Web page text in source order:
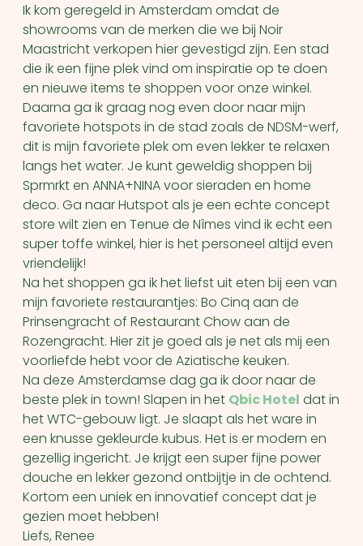
Ik kom geregeld in Amsterdam omdat de
showrooms van de merken die we bij Noir
Maastricht verkopen hier gevestigd zijn. Een stad
die ik een fijne plek vind om inspiratie op te doen
en nieuwe items te shoppen voor onze winkel.
Daarna ga ik graag nog even door naar mijn
favoriete hotspots in de stad zoals de NDSM-werf,
dit is mijn favoriete plek om even lekker te relaxen
langs het water. Je kunt geweldig shoppen bij
Sprmrkt en ANNA+NINA voor sieraden en home
deco. Ga naar Hutspot als je een echte concept
store wilt zien en Tenue de Nîmes vind ik echt een
super toffe winkel, hier is het personeel altijd even
vriendelijk!
Na het shoppen ga ik het liefst uit eten bij een van
mijn favoriete restaurantjes: Bo Cinq aan de
Prinsengracht of Restaurant Chow aan de
Rozengracht. Hier zit je goed als je net als mij een
voorliefde hebt voor de Aziatische keuken.
Na deze Amsterdamse dag ga ik door naar de
beste plek in town! Slapen in het Qbic Hotel dat in
het WTC-gebouw ligt. Je slaapt als het ware in
een knusse gekleurde kubus. Het is er modern en
gezellig ingericht. Je krijgt een super fijne power
douche en lekker gezond ontbijtje in de ochtend.
Kortom een uniek en innovatief concept dat je
gezien moet hebben!
Liefs, Renee